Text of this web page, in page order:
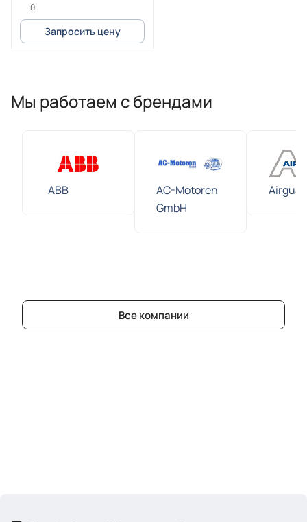
0
Запросить цену
Мы работаем с брендами
ABB
AC-Motoren
GmbH
Все компании